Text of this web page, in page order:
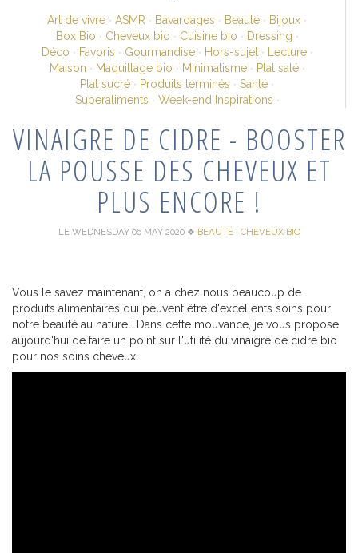
Art de vivre ASMR Bavardages Beauté
Bijoux
Box Bio
Cheveux bio Cuisine bio
Dressing
Déco
Favoris Gourmandise Hors-sujet
Lecture
Maison
Maquillage bio Minimalisme
Plat salé
Plat sucré
Produits terminés
Santé
Superaliments
Week-end Inspirations
VINAIGRE DE CIDRE - BOOSTER
LA POUSSE DES CHEVEUX ET
PLUS ENCORE !
LE WEDNESDAY 06 MAY 2020 ❖ BEAUTÉ, CHEVEUX BIO
Vous le savez maintenant, on a chez nous beaucoup de
produits alimentaires qui peuvent être d'excellents soins pour
notre beauté au naturel. Dans cette mouvance, je vous propose
aujourd'hui de faire un point sur l'utilité du vinaigre de cidre bio
pour nos soins cheveux.